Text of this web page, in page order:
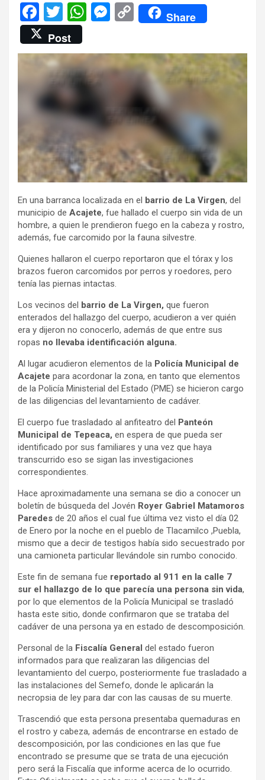
F
a
ce
b
o
o
T
wi
tt
er
W
at
s
A
p
M
se
n
g
er
C
o
py
Li
n
Share
Post
En una barranca localizada en el barrio de La Virgen, del
municipio de Acajete, fue hallado el cuerpo sin vida de un
hombre, a quien le prendieron fuego en la cabeza y rostro,
además, fue carcomido por la fauna silvestre.
Quienes hallaron el cuerpo reportaron que el tórax y los
brazos fueron carcomidos por perros y roedores, pero
tenía las piernas intactas.
Los vecinos del
barrio de La Virgen, que fueron
enterados del hallazgo del cuerpo, acudieron a ver quién
era y dijeron no conocerlo, además de que entre sus
ropas no llevaba identificación alguna.
Al lugar acudieron elementos de la Policía Municipal de
Acajete para acordonar la zona, en tanto que elementos
de la Policía Ministerial del Estado (PME) se hicieron cargo
de las diligencias del levantamiento de cadáver.
El cuerpo fue trasladado al anfiteatro del
Panteón
Municipal de Tepeaca, en espera de que pueda ser
identificado por sus familiares y una vez que haya
transcurrido eso se sigan las investigaciones
correspondientes.
Hace aproximadamente una semana se dio a conocer un
boletín de búsqueda del Jovén Royer Gabriel Matamoros
Paredes de 20 años el cual fue última vez visto el día 02
de Enero por la noche en el pueblo de Tlacamilco ,Puebla,
mismo que a decir de testigos había sido secuestrado por
una camioneta particular llevándole sin rumbo conocido.
Este fin de semana fue reportado al 911 en la calle 7
sur el hallazgo de lo que parecía una persona sin vida,
por lo que elementos de la Policía Municipal se trasladó
hasta este sitio, donde confirmaron que se trataba del
cadáver de una persona ya en estado de descomposición.
Personal de la Fiscalía General del estado fueron
informados para que realizaran las diligencias del
levantamiento del cuerpo, posteriormente fue trasladado a
las instalaciones del Semefo, donde le aplicarán la
necropsia de ley para dar con las causas de su muerte.
Trascendió que esta persona presentaba quemaduras en
el rostro y cabeza, además de encontrarse en estado de
descomposición, por las condiciones en las que fue
encontrado se presume que se trata de una ejecución
pero será la Fiscalía que informe acerca de lo ocurrido.